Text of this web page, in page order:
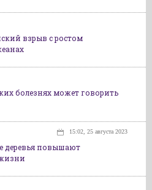
взрыв с ростом
болезнях может говорить
15:02, 25 августа 2023
деревья повышают